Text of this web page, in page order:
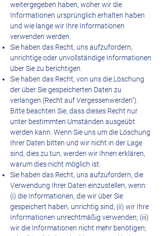
weitergegeben haben, woher wir die
Informationen ursprünglich erhalten haben
und wie lange wir Ihre Informationen
verwenden werden.
Sie haben das Recht, uns aufzufordern,
unrichtige oder unvollständige Informationen
über Sie zu berichtigen.
Sie haben das Recht, von uns die Löschung
der über Sie gespeicherten Daten zu
verlangen (Recht auf Vergessenwerden").
Bitte beachten Sie, dass dieses Recht nur
unter bestimmten Umständen ausgeübt
werden kann. Wenn Sie uns um die Löschung
Ihrer Daten bitten und wir nicht in der Lage
sind, dies zu tun, werden wir Ihnen erklären,
warum dies nicht möglich ist.
Sie haben das Recht, uns aufzufordern, die
Verwendung Ihrer Daten einzustellen, wenn:
(i) die Informationen, die wir über Sie
gespeichert haben, unrichtig sind; (ii) wir Ihre
Informationen unrechtmäßig verwenden; (iii)
wir die Informationen nicht mehr benötigen;